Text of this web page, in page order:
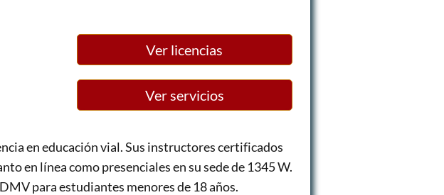
Ver licencias
Ver servicios
en educación vial. Sus instructores certificados
en línea como presenciales en su sede de 1345 W.
para estudiantes menores de 18 años.